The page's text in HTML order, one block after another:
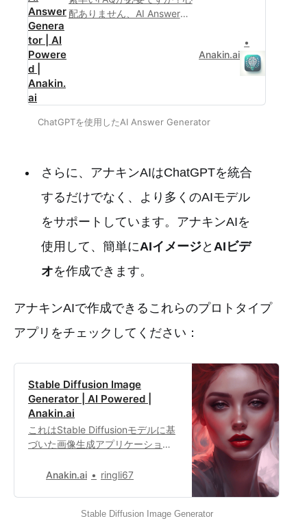
Answer
Genera
tor | AI
Powere
d |
Anakin.
ai
配ありません、AI Answer
Anakin.ai
ChatGPTを使用したAI Answer Generator
さらに、アナキンAIはChatGPTを統合
するだけでなく、より多くのAIモデル
をサポートしています。アナキンAIを
使用して、簡単にAIイメージと AIビデ
オを作成できます。
アナキンAIで作成できるこれらのプロトタイプ
アプリをチェックしてください：
Stable Diffusion Image
Generator | AI Powered |
Anakin.ai
これはStable Diffusionモデルに基
づいた画像生成アプリケーション
ンテンツを生成することができま
適しており、適切なプロンプトを
選択または入力するだけで瞬時に
Anakin.ai ringli67
Stable Diffusion Image Generator